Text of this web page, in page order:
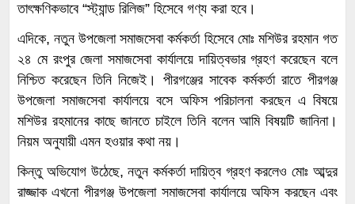
তাৎক্ষণিকভাবে “স্ট্যান্ড রিলিজ” হিসেবে গণ্য করা হবে।
এদিকে, নতুন উপজেলা সমাজসেবা কর্মকর্তা হিসেবে মোঃ মশিউর রহমান গত
২৪ মে রংপুর জেলা সমাজসেবা কার্যালয়ে দায়িত্বভার গ্রহণ করেছেন বলে
নিশ্চিত করেছেন তিনি নিজেই। পীরগঞ্জের সাবেক কর্মকর্তা রাতে পীরগঞ্জ
উপজেলা সমাজসেবা কার্যালয়ে বসে অফিস পরিচালনা করছেন এ বিষয়ে
মশিউর রহমানের কাছে জানতে চাইলে তিনি বলেন আমি বিষয়টি জানিনা।
নিয়ম অনুযায়ী এমন হওয়ার কথা নয়।
কিন্তু অভিযোগ উঠেছে, নতুন কর্মকর্তা দায়িত্ব গ্রহণ করলেও মোঃ আব্দুর
রাজ্জাক এখনো পীরগঞ্জ উপজেলা সমাজসেবা কার্যালয়ে অফিস করছেন এবং